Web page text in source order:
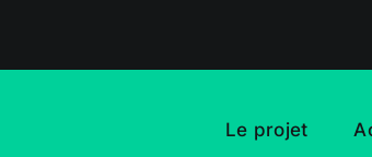
Le projet